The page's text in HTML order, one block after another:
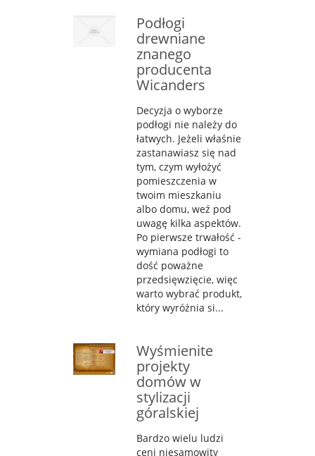
Podłogi
drewniane
znanego
producenta
Wicanders
Decyzja o wyborze
podłogi nie należy do
łatwych. Jeżeli właśnie
zastanawiasz się nad
tym, czym wyłożyć
pomieszczenia w
twoim mieszkaniu
albo domu, weź pod
uwagę kilka aspektów.
Po pierwsze trwałość -
wymiana podłogi to
dość poważne
przedsięwzięcie, więc
warto wybrać produkt,
który wyróżnia si...
Wyśmienite
projekty
domów w
stylizacji
góralskiej
Bardzo wielu ludzi
ceni niesamowity